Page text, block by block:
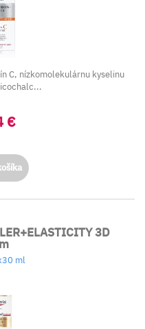
C, nízkomolekulárnu kyselinu
€
3D
ml